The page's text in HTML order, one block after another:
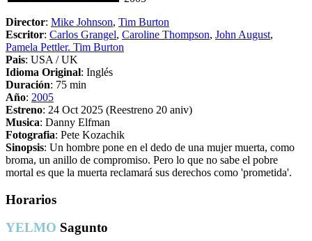
Director: Mike Johnson, Tim Burton
Escritor: Carlos Grangel, Caroline Thompson, John August,
Pamela Pettler. Tim Burton
Pais: USA / UK
Idioma Original: Inglés
Duración: 75 min
Año: 2005
Estreno: 24 Oct 2025 (Reestreno 20 aniv)
Musica: Danny Elfman
Fotografia: Pete Kozachik
Sinopsis: Un hombre pone en el dedo de una mujer muerta, como
broma, un anillo de compromiso. Pero lo que no sabe el pobre
mortal es que la muerta reclamará sus derechos como 'prometida'.
Horarios
YELMO Sagunto